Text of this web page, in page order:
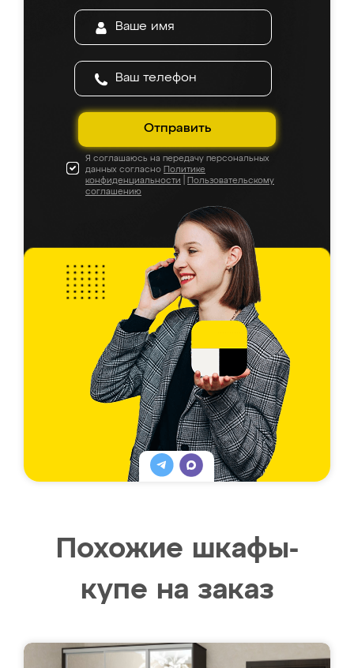
Отправить
Я соглашаюсь на передачу персональных
данных согласно Политике
конфиденциальности
Пользовательскому
соглашению
Похожие шкафы-
купе на заказ